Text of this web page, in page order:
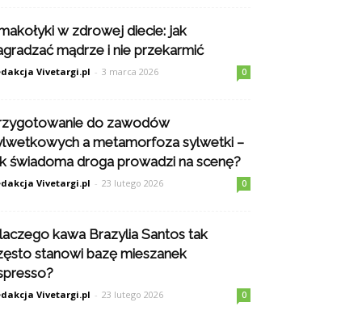
w zdrowej diecie: jak
mądrze i nie przekarmić
Vivetargi.pl - 3 marca 2026 0
do zawodów
a metamorfoza sylwetki –
świadoma droga prowadzi na scenę?
Vivetargi.pl - 23 lutego 2026 0
kawa Brazylia Santos tak
stanowi bazę mieszanek
Vivetargi.pl - 23 lutego 2026 0